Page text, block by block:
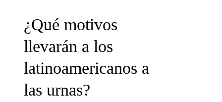
¿Qué motivos
llevarán a los
latinoamericanos a
las urnas?